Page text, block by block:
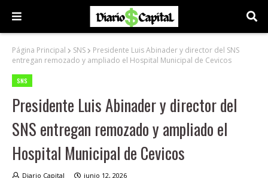
Página Principal SNS
Presidente Luis Abinader y director del SNS
entregan remozado y ampliado el Hospital Municipal de Cevicos
SNS
Presidente Luis Abinader y director del
SNS entregan remozado y ampliado el
Hospital Municipal de Cevicos
Diario Capital junio 12, 2026